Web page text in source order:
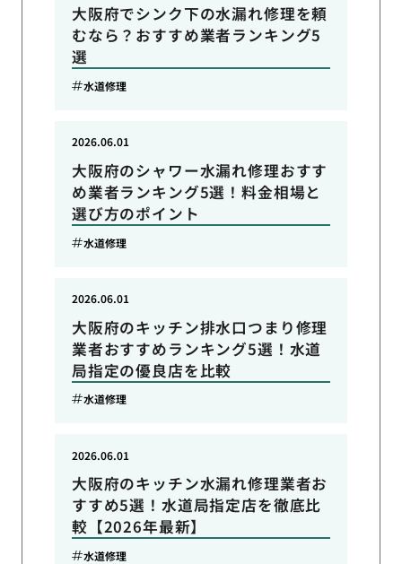
大阪府でシンク下の水漏れ修理を頼
むなら？おすすめ業者ランキング5
選
水道修理
大阪府のシャワー水漏れ修理おすす
め業者ランキング5選！料金相場と
選び方のポイント
2026.06.01
水道修理
大阪府のキッチン排水口つまり修理
業者おすすめランキング5選！水道
局指定の優良店を比較
2026.06.01
水道修理
大阪府のキッチン水漏れ修理業者お
すすめ5選！水道局指定店を徹底比
較【2026年最新】
2026.06.01
水道修理